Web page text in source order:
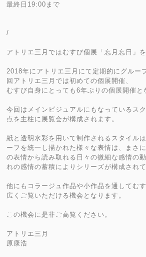
最終日19:00まで
/
アトリエ三月ではむすび個展「忘月忘日」を
2018年にアトリエ三月にて定期的にグルー
回アトリエ三月では初めての個展開催、
むすび自身にとっても6年ぶりの個展開催と
今回はメインビジュアルにもなっているス
点を主柱に展覧会が構成されます。
紙と透明水彩を用いて制作されるスタイル
ーフを統一し描かれた様々な表情は、まさ
の表情から読み取れる日々の微細な感情の
れの感情の蓄積によりシリーズが構成されて
他にもコラージュ作品や小作品を通してむ
広くご覧いただける機会となります。
この機会に是非ご高覧ください。
アトリエ三月
原康浩